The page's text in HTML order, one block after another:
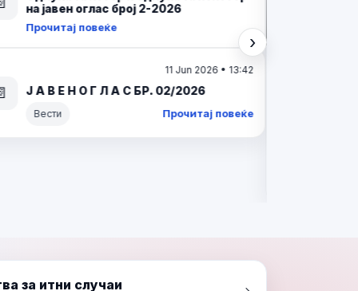
Вести
О Д Л У К А За избор на кандидат по
Интерен оглас број 02/2025 за
унапредување на административен
службеник во Центар за управување
›Следно
за итни случаи